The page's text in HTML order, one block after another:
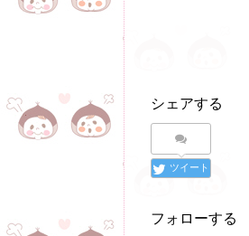
シェアする
ツイート
フォローする